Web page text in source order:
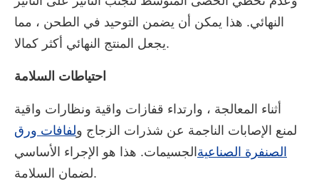
النهائي. هذا يمكن أن يضمن التوحيد في الطحن ، مما
يجعل المنتج النهائي أكثر كمالا.
احتياطات السلامة
أثناء المعالجة ، وارتداء قفازات واقية ونظارات واقية
لمنع الإصابات الناجمة عن شذرات الزجاج ولفافات ورق
الصنفرة الصناعيةالجسيمات. هذا هو الإجراء الأساسي
لضمان السلامة.